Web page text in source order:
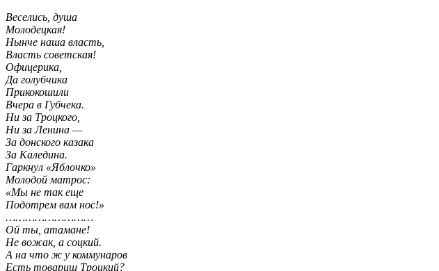
Веселись, душа
Молодецкая!
Нынче наша власть,
Власть советская!
Офицерика,
Да голубчика
Прикокошили
Вчера в Губчека.
Ни за Троцкого,
Ни за Ленина —
За донского казака
За Каледина.
Гаркнул «Яблочко»
Молодой матрос:
«Мы не так еще
Подотрем вам нос!»
………………………
Ой ты, атамане!
Не вожак, а соцкий.
А на что ж у коммунаров
Есть товарищ Троцкий?